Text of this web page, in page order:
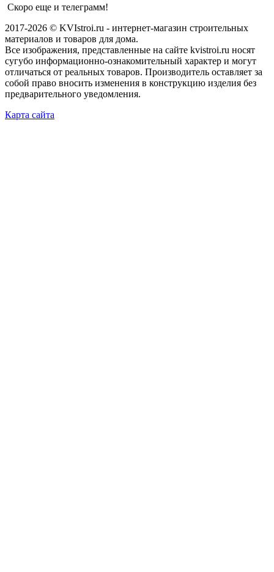
Скоро еще и телеграмм!
2017-2026 © KVIstroi.ru - интернет-магазин строительных
материалов и товаров для дома.
Все изображения, представленные на сайте kvistroi.ru носят
сугубо информационно-ознакомительный характер и могут
отличаться от реальных товаров. Производитель оставляет за
собой право вносить изменения в конструкцию изделия без
предварительного уведомления.
Карта сайта